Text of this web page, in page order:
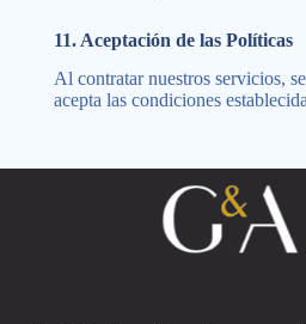
11. Aceptación de las Políticas
Al contratar nuestros servicios,
acepta las condiciones